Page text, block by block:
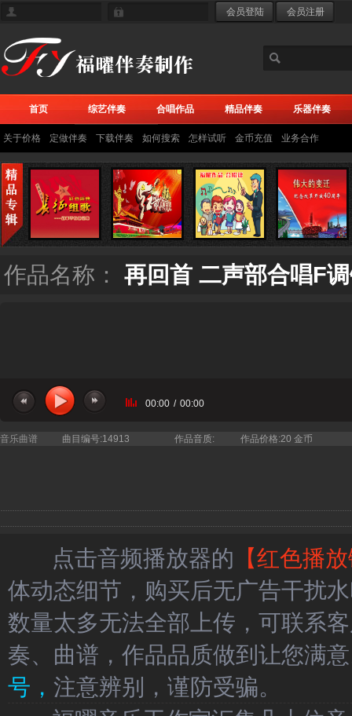
首页 综艺伴奏 合唱作品 精品伴奏 乐器伴奏
关于价格 定做伴奏 下载伴奏 如何搜索 怎样试听 金币充值 业务合作
作品名称： 再回首 二声部合唱F
00:00 / 00:00
音乐曲谱 曲目编号:14913 作品音质: 作品价格:20 金币
点击音频播放器的 【红色播
体动态细节，购买后无广告干扰
数量太多无法全部上传，可联系
奏、曲谱，作品品质做到让您满
号， 注意辨别，谨防受骗。